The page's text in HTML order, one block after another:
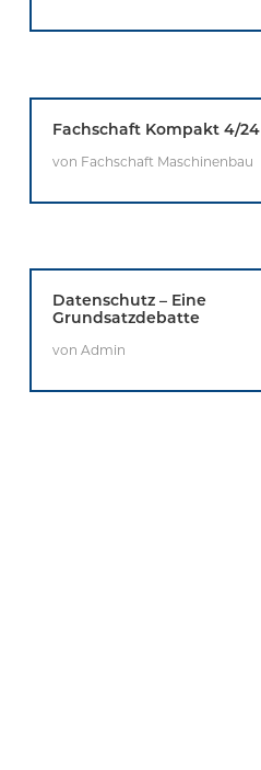
Fachschaft Kompakt 4/24
von Fachschaft Maschinenbau
Datenschutz – Eine
Grundsatzdebatte
von Admin